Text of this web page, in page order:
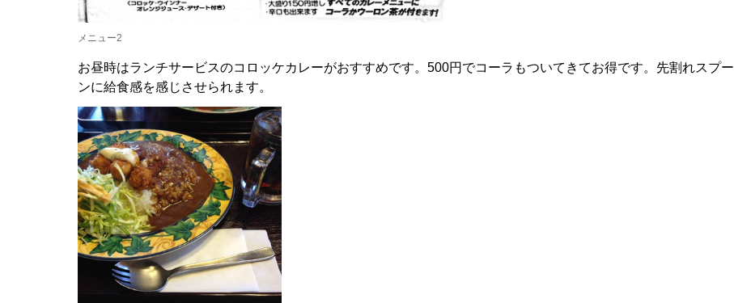
メニュー2
お昼時はランチサービスのコロッケカレーがおすすめです。500円でコーラもついてきてお得です。先割れスプー
ンに給食感を感じさせられます。